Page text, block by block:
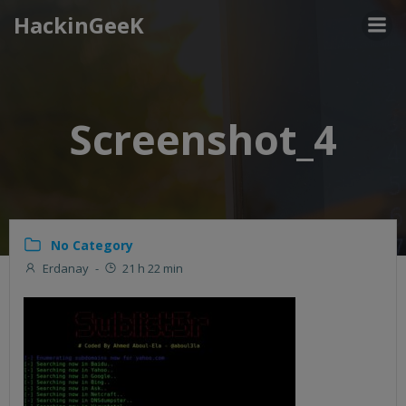
HackinGeeK
Screenshot_4
No Category
Erdanay - 21 h 22 min